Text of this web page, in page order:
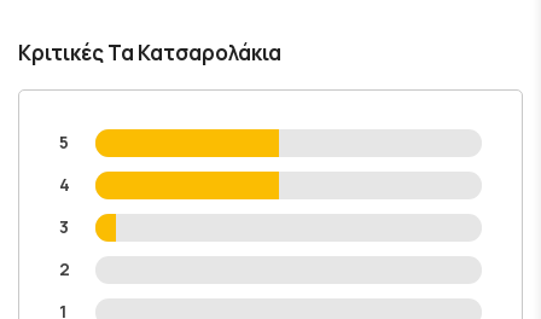
Κριτικές Τα Κατσαρολάκια
5
4
3
2
1